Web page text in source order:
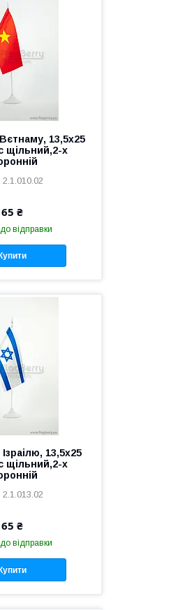
13,5х25
щільний,2-х
2.1.010.02
65 ₴
відправки
Купити
13,5х25
щільний,2-х
2.1.013.02
65 ₴
відправки